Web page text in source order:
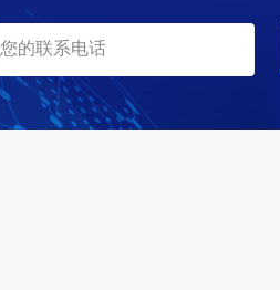
生产原料